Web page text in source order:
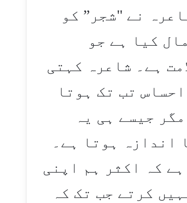
نے "شجر” کو
کیا ہے جو
ہے۔ شاعرہ کہتی
تب تک ہوتا
جیسے ہی یہ
اندازہ ہوتا ہے۔
کہ اکثر ہم اپنی
کرتے جب تک کہ